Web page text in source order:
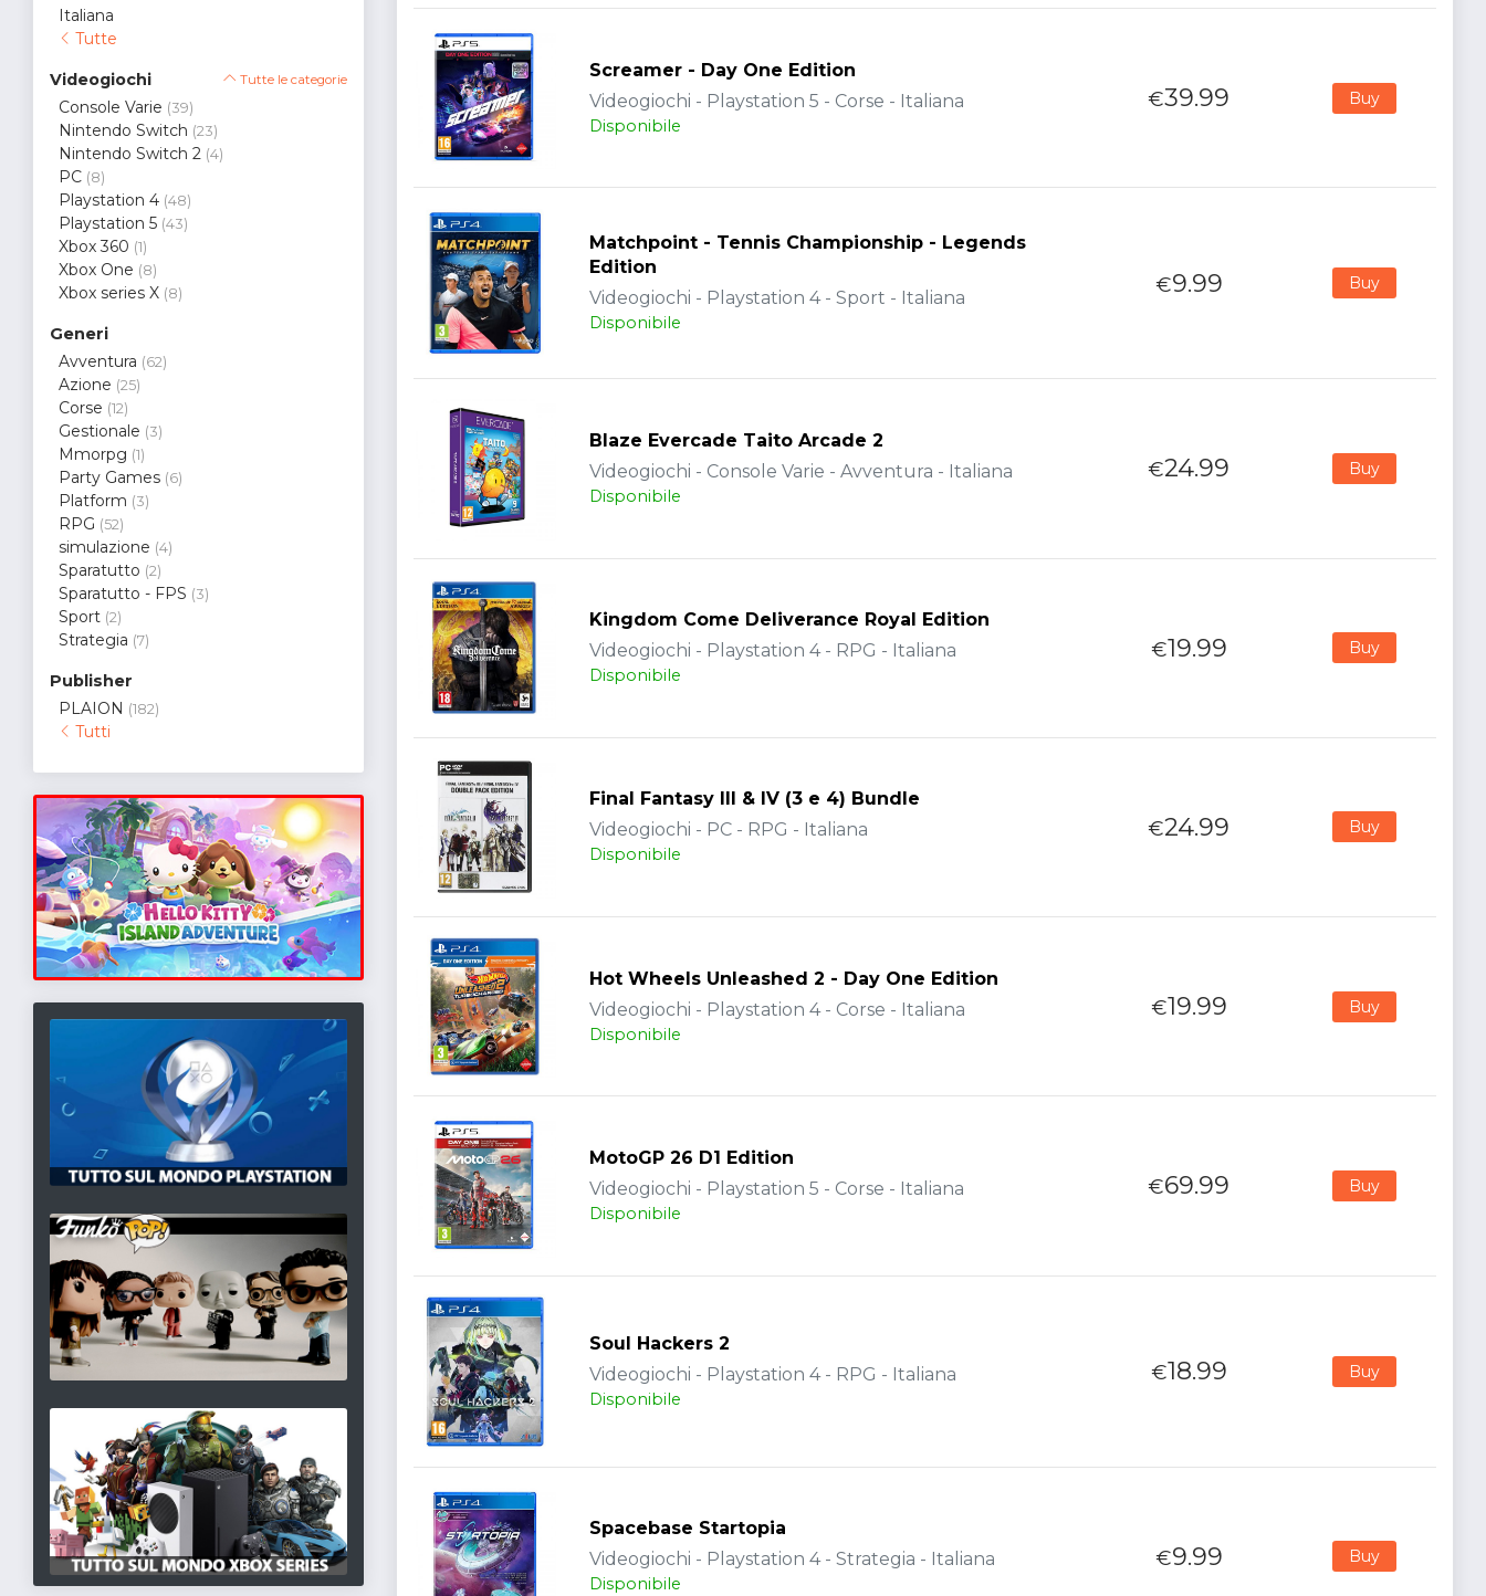
Italiana
Tutte
Videogiochi Tutte le categorie
Console Varie (39)
Nintendo Switch (23)
Nintendo Switch 2 (4)
PC (8)
Playstation 4 (48)
Playstation 5 (43)
Xbox 360 (1)
Xbox One (8)
Xbox series X (8)
Generi
Avventura (62)
Azione (25)
Corse (12)
Gestionale (3)
Mmorpg (1)
Party Games (6)
Platform (3)
RPG (52)
simulazione (4)
Sparatutto (2)
Sparatutto - FPS (3)
Sport (2)
Strategia (7)
Publisher
PLAION (182)
Tutti
Screamer - Day One Edition
Videogiochi - Playstation 5 - Corse - Italiana
Disponibile
€39.99 Buy
Matchpoint - Tennis Championship - Legends
Edition
Videogiochi - Playstation 4 - Sport - Italiana
Disponibile
€9.99 Buy
Blaze Evercade Taito Arcade 2
Videogiochi - Console Varie - Avventura - Italiana
Disponibile
€24.99 Buy
Kingdom Come Deliverance Royal Edition
Videogiochi - Playstation 4 - RPG - Italiana
Disponibile
€19.99 Buy
Final Fantasy III & IV (3 e 4) Bundle
Videogiochi - PC - RPG - Italiana
Disponibile
€24.99 Buy
Hot Wheels Unleashed 2 - Day One Edition
Videogiochi - Playstation 4 - Corse - Italiana
Disponibile
€19.99 Buy
MotoGP 26 D1 Edition
Videogiochi - Playstation 5 - Corse - Italiana
Disponibile
€69.99 Buy
Soul Hackers 2
Videogiochi - Playstation 4 - RPG - Italiana
Disponibile
€18.99 Buy
Spacebase Startopia
Videogiochi - Playstation 4 - Strategia - Italiana
Disponibile
€9.99 Buy